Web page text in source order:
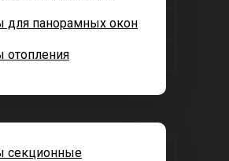
для панорамных окон
отопления
секционные